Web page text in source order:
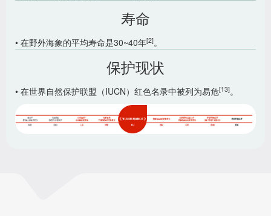
寿命
• 在野外海象的平均寿命是30~40年[2]。
保护现状
• 在世界自然保护联盟（IUCN）红色名录中被列为易危[13]。